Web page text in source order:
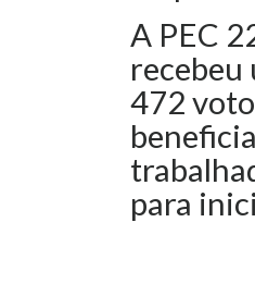
A PEC
recebeu
472
para